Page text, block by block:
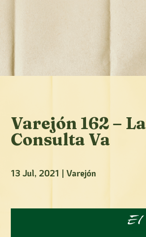
Varejón 162 – La
Consulta Va
13 Jul, 2021 |Varejón